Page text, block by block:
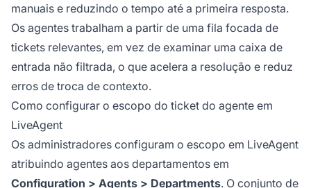
manuais e reduzindo o tempo até a primeira resposta.
Os agentes trabalham a partir de uma fila focada de
tickets relevantes, em vez de examinar uma caixa de
entrada não filtrada, o que acelera a resolução e reduz
erros de troca de contexto.
Como configurar o escopo do ticket do agente em
LiveAgent
Os administradores configuram o escopo em LiveAgent
atribuindo agentes aos departamentos em
Configuration > Agents > Departments. O conjunto de